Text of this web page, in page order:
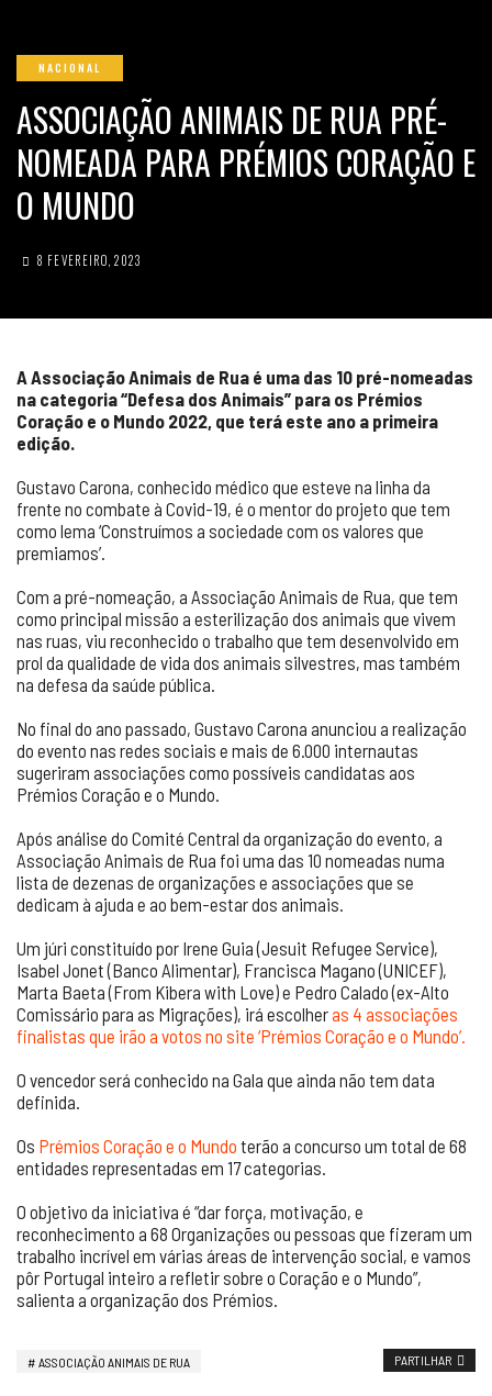
NACIONAL
ASSOCIAÇÃO ANIMAIS DE RUA PRÉ-
NOMEADA PARA PRÉMIOS CORAÇÃO E
O MUNDO
8 FEVEREIRO, 2023
A Associação Animais de Rua é uma das 10 pré-nomeadas
na categoria “Defesa dos Animais” para os Prémios
Coração e o Mundo 2022, que terá este ano a primeira
edição.
Gustavo Carona, conhecido médico que esteve na linha da
frente no combate à Covid-19, é o mentor do projeto que tem
como lema ‘Construímos a sociedade com os valores que
premiamos’.
Com a pré-nomeação, a Associação Animais de Rua, que tem
como principal missão a esterilização dos animais que vivem
nas ruas, viu reconhecido o trabalho que tem desenvolvido em
prol da qualidade de vida dos animais silvestres, mas também
na defesa da saúde pública.
No final do ano passado, Gustavo Carona anunciou a realização
do evento nas redes sociais e mais de 6.000 internautas
sugeriram associações como possíveis candidatas aos
Prémios Coração e o Mundo.
Após análise do Comité Central da organização do evento, a
Associação Animais de Rua foi uma das 10 nomeadas numa
lista de dezenas de organizações e associações que se
dedicam à ajuda e ao bem-estar dos animais.
Um júri constituído por Irene Guia (Jesuit Refugee Service),
Isabel Jonet (Banco Alimentar), Francisca Magano (UNICEF),
Marta Baeta (From Kibera with Love) e Pedro Calado (ex-Alto
Comissário para as Migrações), irá escolheras 4 associações
finalistas que irão a votos no site ‘Prémios Coração e o Mundo’.
O vencedor será conhecido na Gala que ainda não tem data
definida.
Os Prémios Coração e o Mundo terão a concurso um total de 68
entidades representadas em 17 categorias.
O objetivo da iniciativa é “dar força, motivação, e
reconhecimento a 68 Organizações ou pessoas que fizeram um
trabalho incrível em várias áreas de intervenção social, e vamos
pôr Portugal inteiro a refletir sobre o Coração e o Mundo”,
salienta a organização dos Prémios.
ASSOCIAÇÃO ANIMAIS DE RUA PARTILHAR